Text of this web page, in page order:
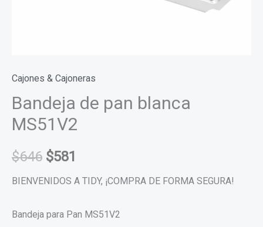
Cajones & Cajoneras
Bandeja de pan blanca
MS51V2
$646 $581
BIENVENIDOS A TIDY, ¡COMPRA DE FORMA SEGURA!
Bandeja para Pan MS51V2